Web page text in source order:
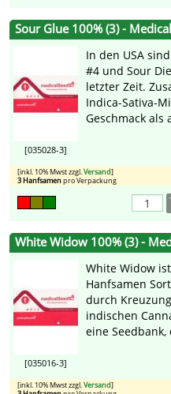
Sour Glue 100% (3) -
[035028-3]
In den USA
#4 und Sour
letzter Zeit.
Indica-Sativa-
Geschmack als
[inkl. 10% Mwst zzgl.Versand]
3 Hanfsamenpro Verpackung
White Widow 100% (3) -
[035016-3]
White Widow
Hanfsamen
durch
indischen
eine
[inkl. 10% Mwst zzgl.Versand]